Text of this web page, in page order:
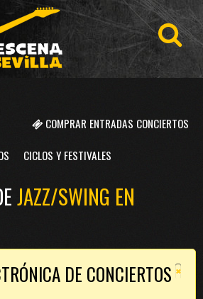
COMPRAR ENTRADAS CONCIERTOS
CICLOS Y FESTIVALES
JAZZ/SWING EN
×
DE CONCIERTOS